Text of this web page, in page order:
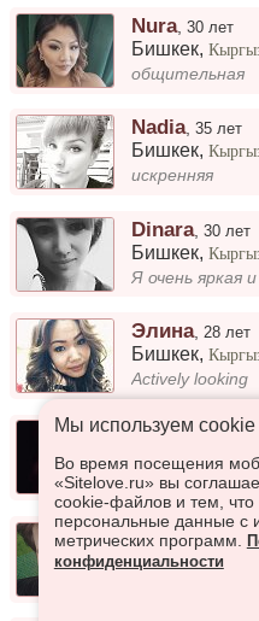
Nura,30 лет
Бишкек,
общительная
Nadia,35 лет
Бишкек,
искренняя
Dinara,30 лет
Бишкек,
Элина, 28 лет
Бишкек,
Actively looking
Асем, 19 лет
Бишкек,
Асем
Диляра,43
Бишкек,
Люблю
Мы используем сookie
Во время посещения
«Sitelove.ru» вы
cookie-файлов и тем,
персональные данные с
метрических программ.
конфиденциальности